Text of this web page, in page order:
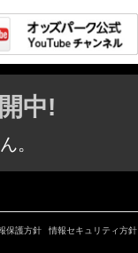
中!
。
保護方針 情報セキュリティ方針